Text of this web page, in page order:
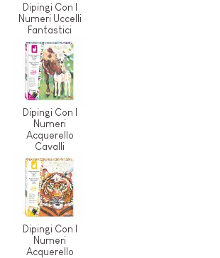
Dipingi Con I
Numeri Uccelli
Fantastici
Dipingi Con I
Numeri
Acquerello
Cavalli
Dipingi Con I
Numeri
Acquerello